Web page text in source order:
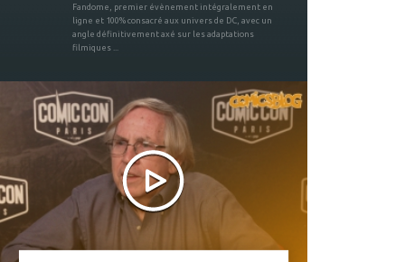
Fandome, premier évènement intégralement en
ligne et 100% consacré aux univers de DC, avec un
angle définitivement axé sur les adaptations
filmiques ...